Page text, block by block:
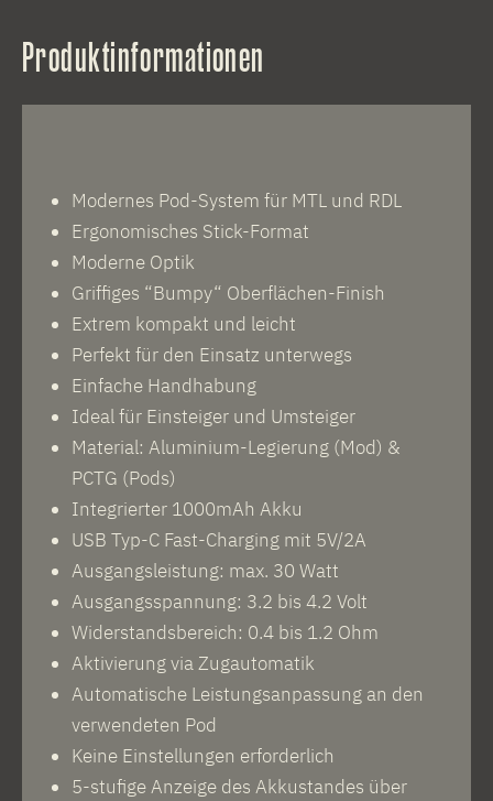
Produktinformationen
Modernes Pod-System für MTL und RDL
Ergonomisches Stick-Format
Moderne Optik
Griffiges “Bumpy“ Oberflächen-Finish
Extrem kompakt und leicht
Perfekt für den Einsatz unterwegs
Einfache Handhabung
Ideal für Einsteiger und Umsteiger
Material: Aluminium-Legierung (Mod) &
PCTG (Pods)
Integrierter 1000mAh Akku
USB Typ-C Fast-Charging mit 5V/2A
Ausgangsleistung: max. 30 Watt
Ausgangsspannung: 3.2 bis 4.2 Volt
Widerstandsbereich: 0.4 bis 1.2 Ohm
Aktivierung via Zugautomatik
Automatische Leistungsanpassung an den
verwendeten Pod
Keine Einstellungen erforderlich
5-stufige Anzeige des Akkustandes über